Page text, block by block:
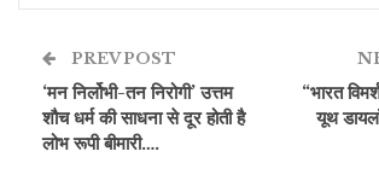
PREV POST
‘मन निर्लोभी-तन निरोगी’ उत्तम
शौच धर्म की साधना से दूर होती है
लोभ रूपी बीमारी….
“भारत
यूथ